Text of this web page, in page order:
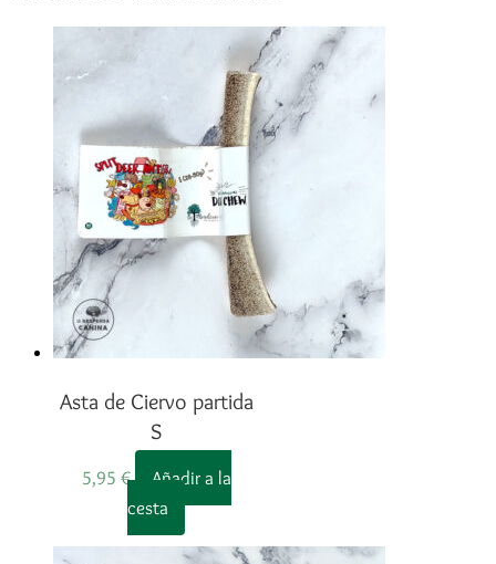
Asta de Ciervo partida
S
5,95 €
Añadir a la
cesta